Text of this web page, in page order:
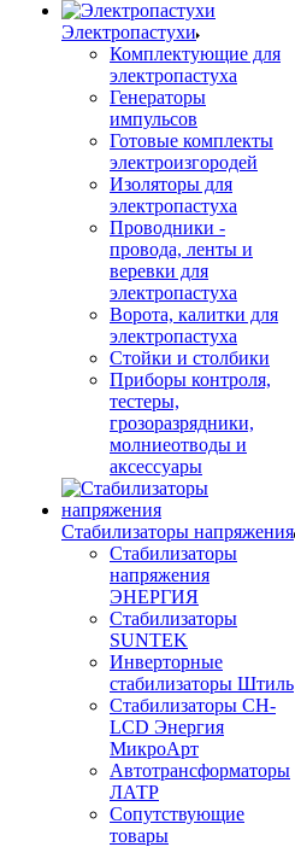
Электропастухи
Комплектующие для
электропастуха
Генераторы
импульсов
Готовые комплекты
электроизгородей
Изоляторы для
электропастуха
Проводники -
провода, ленты и
веревки для
электропастуха
Ворота, калитки для
электропастуха
Стойки и столбики
Приборы контроля,
тестеры,
грозоразрядники,
молниеотводы и
аксессуары
Стабилизаторы напряжения
Стабилизаторы
напряжения
ЭНЕРГИЯ
Стабилизаторы
SUNTEK
Инверторные
стабилизаторы Штиль
Стабилизаторы СН-
LCD Энepгия
МикроАрт
Автотрансформаторы
ЛАТР
Сопутствующие
товары